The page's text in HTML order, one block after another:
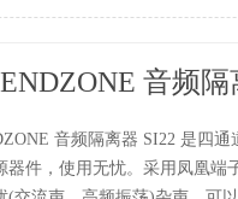
音频隔
音频隔离器 SI22 是四
器件，使用无忧。采用凤凰端